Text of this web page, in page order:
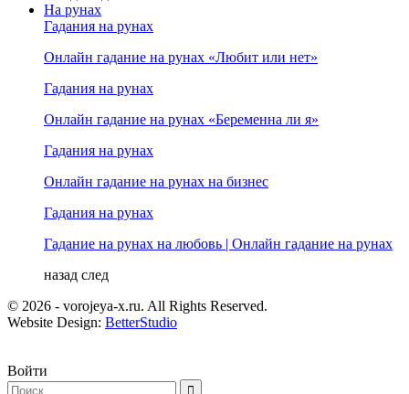
На рунах
Гадания на рунах
Онлайн гадание на рунах «Любит или нет»
Гадания на рунах
Онлайн гадание на рунах «Беременна ли я»
Гадания на рунах
Онлайн гадание на рунах на бизнес
Гадания на рунах
Гадание на рунах на любовь | Онлайн гадание на рунах
назад след
© 2026 - vorojeya-x.ru. All Rights Reserved.
Website Design: BetterStudio
Войти